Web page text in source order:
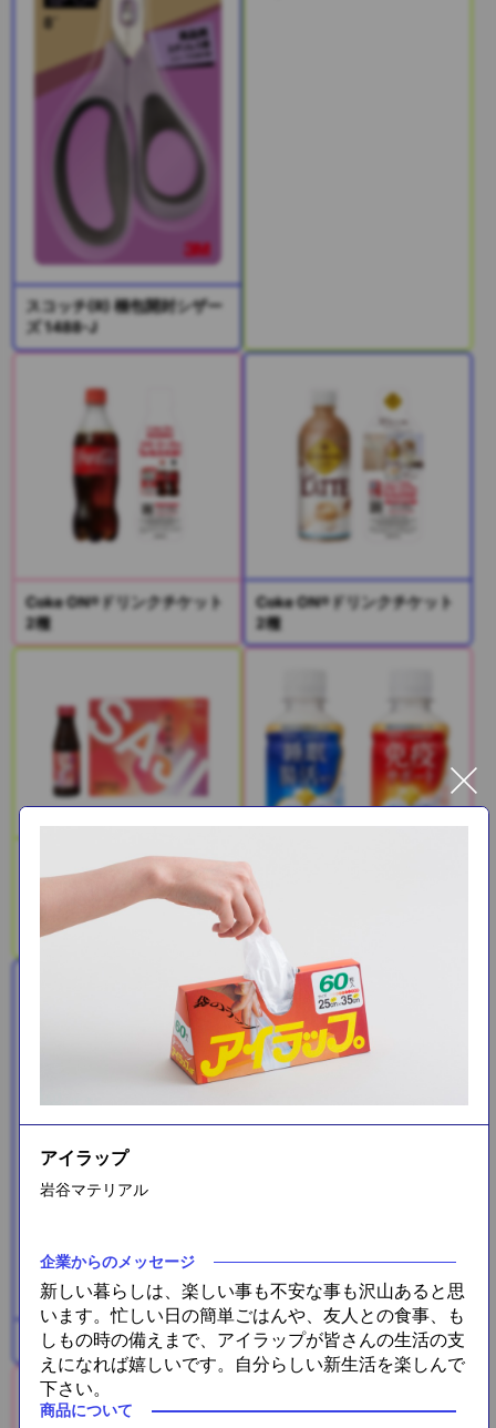
スコッチ(R) 梱包開封シザー
ズ 1488-J
Coke ON®ドリンクチケット
2種
Coke ON®ドリンクチケット
2種
SAJI美鉄習慣（サジー＆マ
ンゴー）
PLUSカルピス(R) 免疫ケア /
睡眠・腸活ケア
プラス糀 米糀ミルク
アイラップ
岩谷マテリアル
企業からのメッセージ
新しい暮らしは、楽しい事も不安な事も沢山あると思
います。忙しい日の簡単ごはんや、友人との食事、も
しもの時の備えまで、アイラップが皆さんの生活の支
えになれば嬉しいです。自分らしい新生活を楽しんで
下さい。
商品について